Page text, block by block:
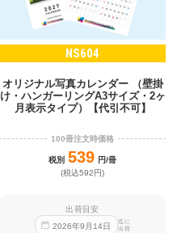
NS604
オリジナル写真カレンダー （壁掛
け・ハンガーリングA3サイズ・2ヶ
月表示タイプ）【代引不可】
100冊注文時価格
税別 539 円/冊
(税込592円)
出荷目安
2026年9 月 14日
迄に
出荷